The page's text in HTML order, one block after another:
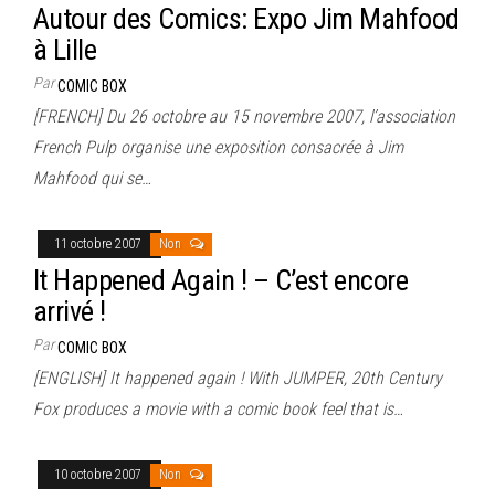
Autour des Comics: Expo Jim Mahfood
à Lille
ParCOMIC BOX
[FRENCH] Du 26 octobre au 15 novembre 2007, l’association
French Pulp organise une exposition consacrée à Jim
Mahfood qui se…
11 octobre 2007 Non
It Happened Again ! – C’est encore
arrivé !
ParCOMIC BOX
[ENGLISH] It happened again ! With JUMPER, 20th Century
Fox produces a movie with a comic book feel that is…
10 octobre 2007 Non